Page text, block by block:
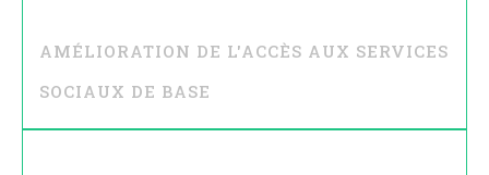
AMÉLIORATION DE L'ACCÈS AUX SERVICES
SOCIAUX DE BASE